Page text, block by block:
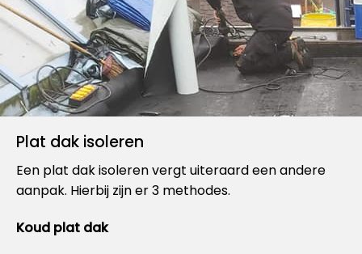
Plat dak isoleren
Een plat dak isoleren vergt uiteraard een andere
aanpak. Hierbij zijn er 3 methodes.
Koud plat dak